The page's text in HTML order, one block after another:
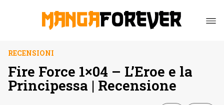
RECENSIONI
Fire Force 1×04 – L’Eroe e la
Principessa | Recensione